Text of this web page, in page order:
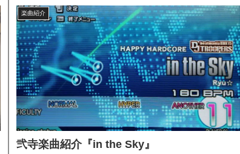
楽曲紹介
弐寺楽曲紹介『in the Sky』